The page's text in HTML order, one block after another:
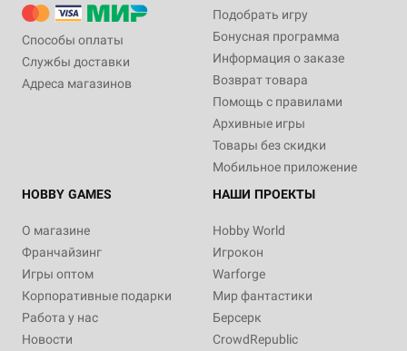
Способы оплаты
Службы доставки
Адреса магазинов
Подобрать игру
Бонусная программа
Информация о заказе
Возврат товара
Помощь с правилами
Архивные игры
Товары без скидки
Мобильное приложение
HOBBY GAMES
О магазине
Франчайзинг
Игры оптом
Корпоративные подарки
Работа у нас
Новости
НАШИ ПРОЕКТЫ
Hobby World
Игрокон
Warforge
Мир фантастики
Берсерк
CrowdRepublic